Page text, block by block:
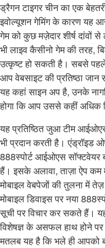
ड्रैगन टाइगर चीन का एक
इवोल्यूशन गेमिंग के कारण यह
गेम को कुछ मज़ेदार शीर्ष दांवों
भी लाइव कैसीनो गेम की तरह,
उत्कृष्ट हो सकती है। सबसे
आप वेबसाइट की प्रतिष्ठा
यह कहां साइन अप है, उनके
होगा कि आप उससे कहीं अधिक
यह प्रतिष्ठित जुआ टीम
भी प्रदान करती है। एंड्रॉइड
888स्पोर्ट आईओएस
हैं। इसके अलावा, ताज़ा ऐप
मोबाइल वेबपेजों की तुलना में
मोबाइल डिवाइस पर नया
सूची पर विचार कर सकते हैं।
विशेषज्ञ के असफल हाथ होने
मतलब यह है कि भले ही आपको